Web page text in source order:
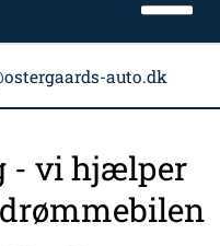
auto.dk
- vi hjælper